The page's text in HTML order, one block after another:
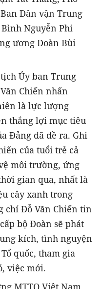
Dân vận Trung
Nguyễn Phi
ương Đoàn Bùi
Ủy ban Trung
Chiến nhấn
là lực lượng
thắng lợi mục tiêu
Đảng đã đề ra. Ghi
của tuổi trẻ cả
môi trường, ứng
gian qua, nhất là
cây xanh trong
chí Đỗ Văn Chiến tin
bộ Đoàn sẽ phát
kích, tình nguyện
quốc, tham gia
việc mới.